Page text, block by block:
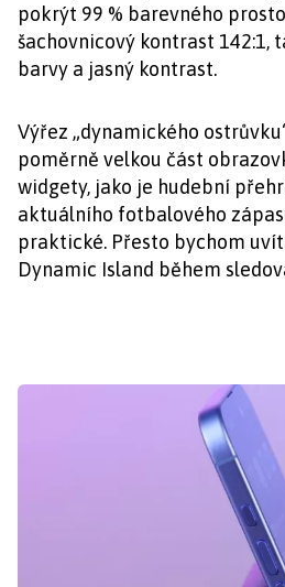
pokrýt 99 % barevného
šachovnicový kontrast 142:1,
barvy a jasný kontrast.
Výřez „dynamického
poměrně velkou část
widgety, jako je hudební
aktuálního fotbalového
praktické. Přesto bychom
Dynamic Island během